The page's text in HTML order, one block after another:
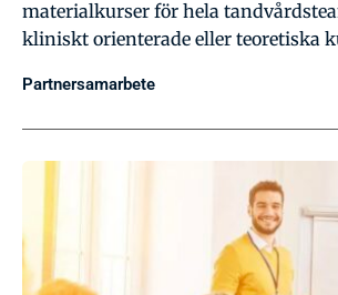
materialkurser för hela
kliniskt orienterade eller teoretiska
Partnersamarbete